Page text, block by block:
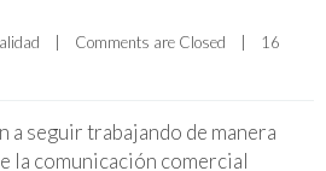
| Comments are Closed |
16
a seguir trabajando de manera
la comunicación comercial